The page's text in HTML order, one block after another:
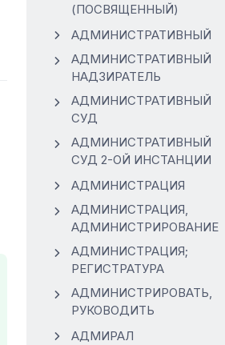
(ПОСВЯЩЕННЫЙ)
АДМИНИСТРАТИВНЫЙ
АДМИНИСТРАТИВНЫЙ
НАДЗИРАТЕЛЬ
АДМИНИСТРАТИВНЫЙ
СУД
АДМИНИСТРАТИВНЫЙ
СУД 2-ОЙ ИНСТАНЦИИ
АДМИНИСТРАЦИЯ
АДМИНИСТРАЦИЯ,
АДМИНИСТРИРОВАНИЕ
АДМИНИСТРАЦИЯ;
РЕГИСТРАТУРА
АДМИНИСТРИРОВАТЬ,
РУКОВОДИТЬ
АДМИРАЛ